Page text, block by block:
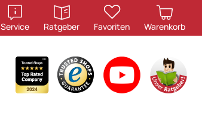
Service
öffnen
Ratgeber
öffnen
Favoriten Warenkorb